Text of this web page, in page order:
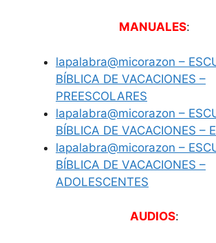
MANUALES:
lapalabra@micorazon –
BÍBLICA DE VACACIONES –
PREESCOLARES
lapalabra@micorazon –
BÍBLICA DE VACACIONES –
lapalabra@micorazon –
BÍBLICA DE VACACIONES –
ADOLESCENTES
AUDIOS: